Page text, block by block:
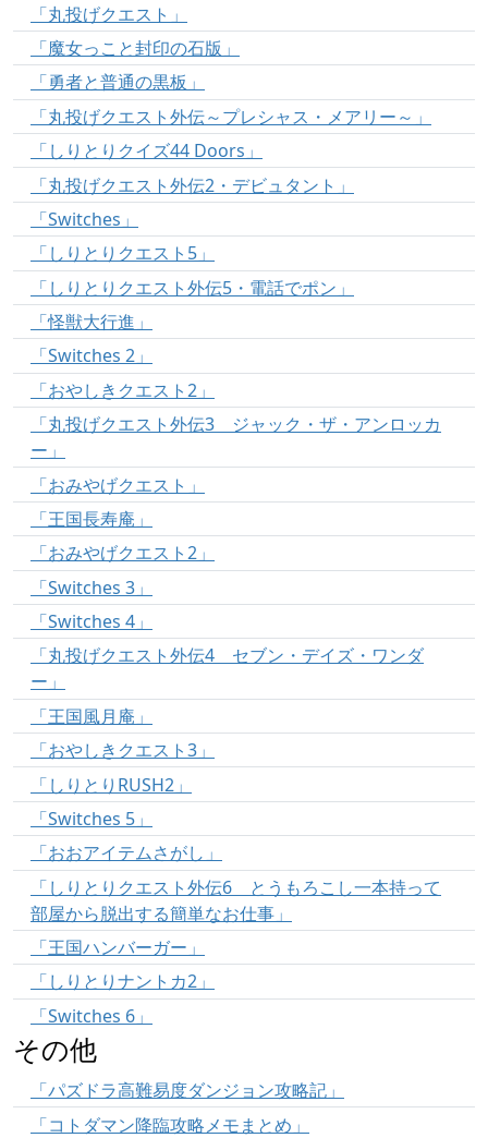
「丸投げクエスト」
「魔女っこと封印の石版」
「勇者と普通の黒板」
「丸投げクエスト外伝～プレシャス・メアリー～」
「しりとりクイズ44 Doors」
「丸投げクエスト外伝2・デビュタント」
「Switches」
「しりとりクエスト5」
「しりとりクエスト外伝5・電話でポン」
「怪獣大行進」
「Switches 2」
「おやしきクエスト2」
「丸投げクエスト外伝3 ジャック・ザ・アンロッカ
ー」
「おみやげクエスト」
「王国長寿庵」
「おみやげクエスト2」
「Switches 3」
「Switches 4」
「丸投げクエスト外伝4 セブン・デイズ・ワンダ
ー」
「王国風月庵」
「おやしきクエスト3」
「しりとりRUSH2」
「Switches 5」
「おおアイテムさがし」
「しりとりクエスト外伝6 とうもろこし一本持って
部屋から脱出する簡単なお仕事」
「王国ハンバーガー」
「しりとりナントカ2」
「Switches 6」
その他
「パズドラ高難易度ダンジョン攻略記」
「コトダマン降臨攻略メモまとめ」